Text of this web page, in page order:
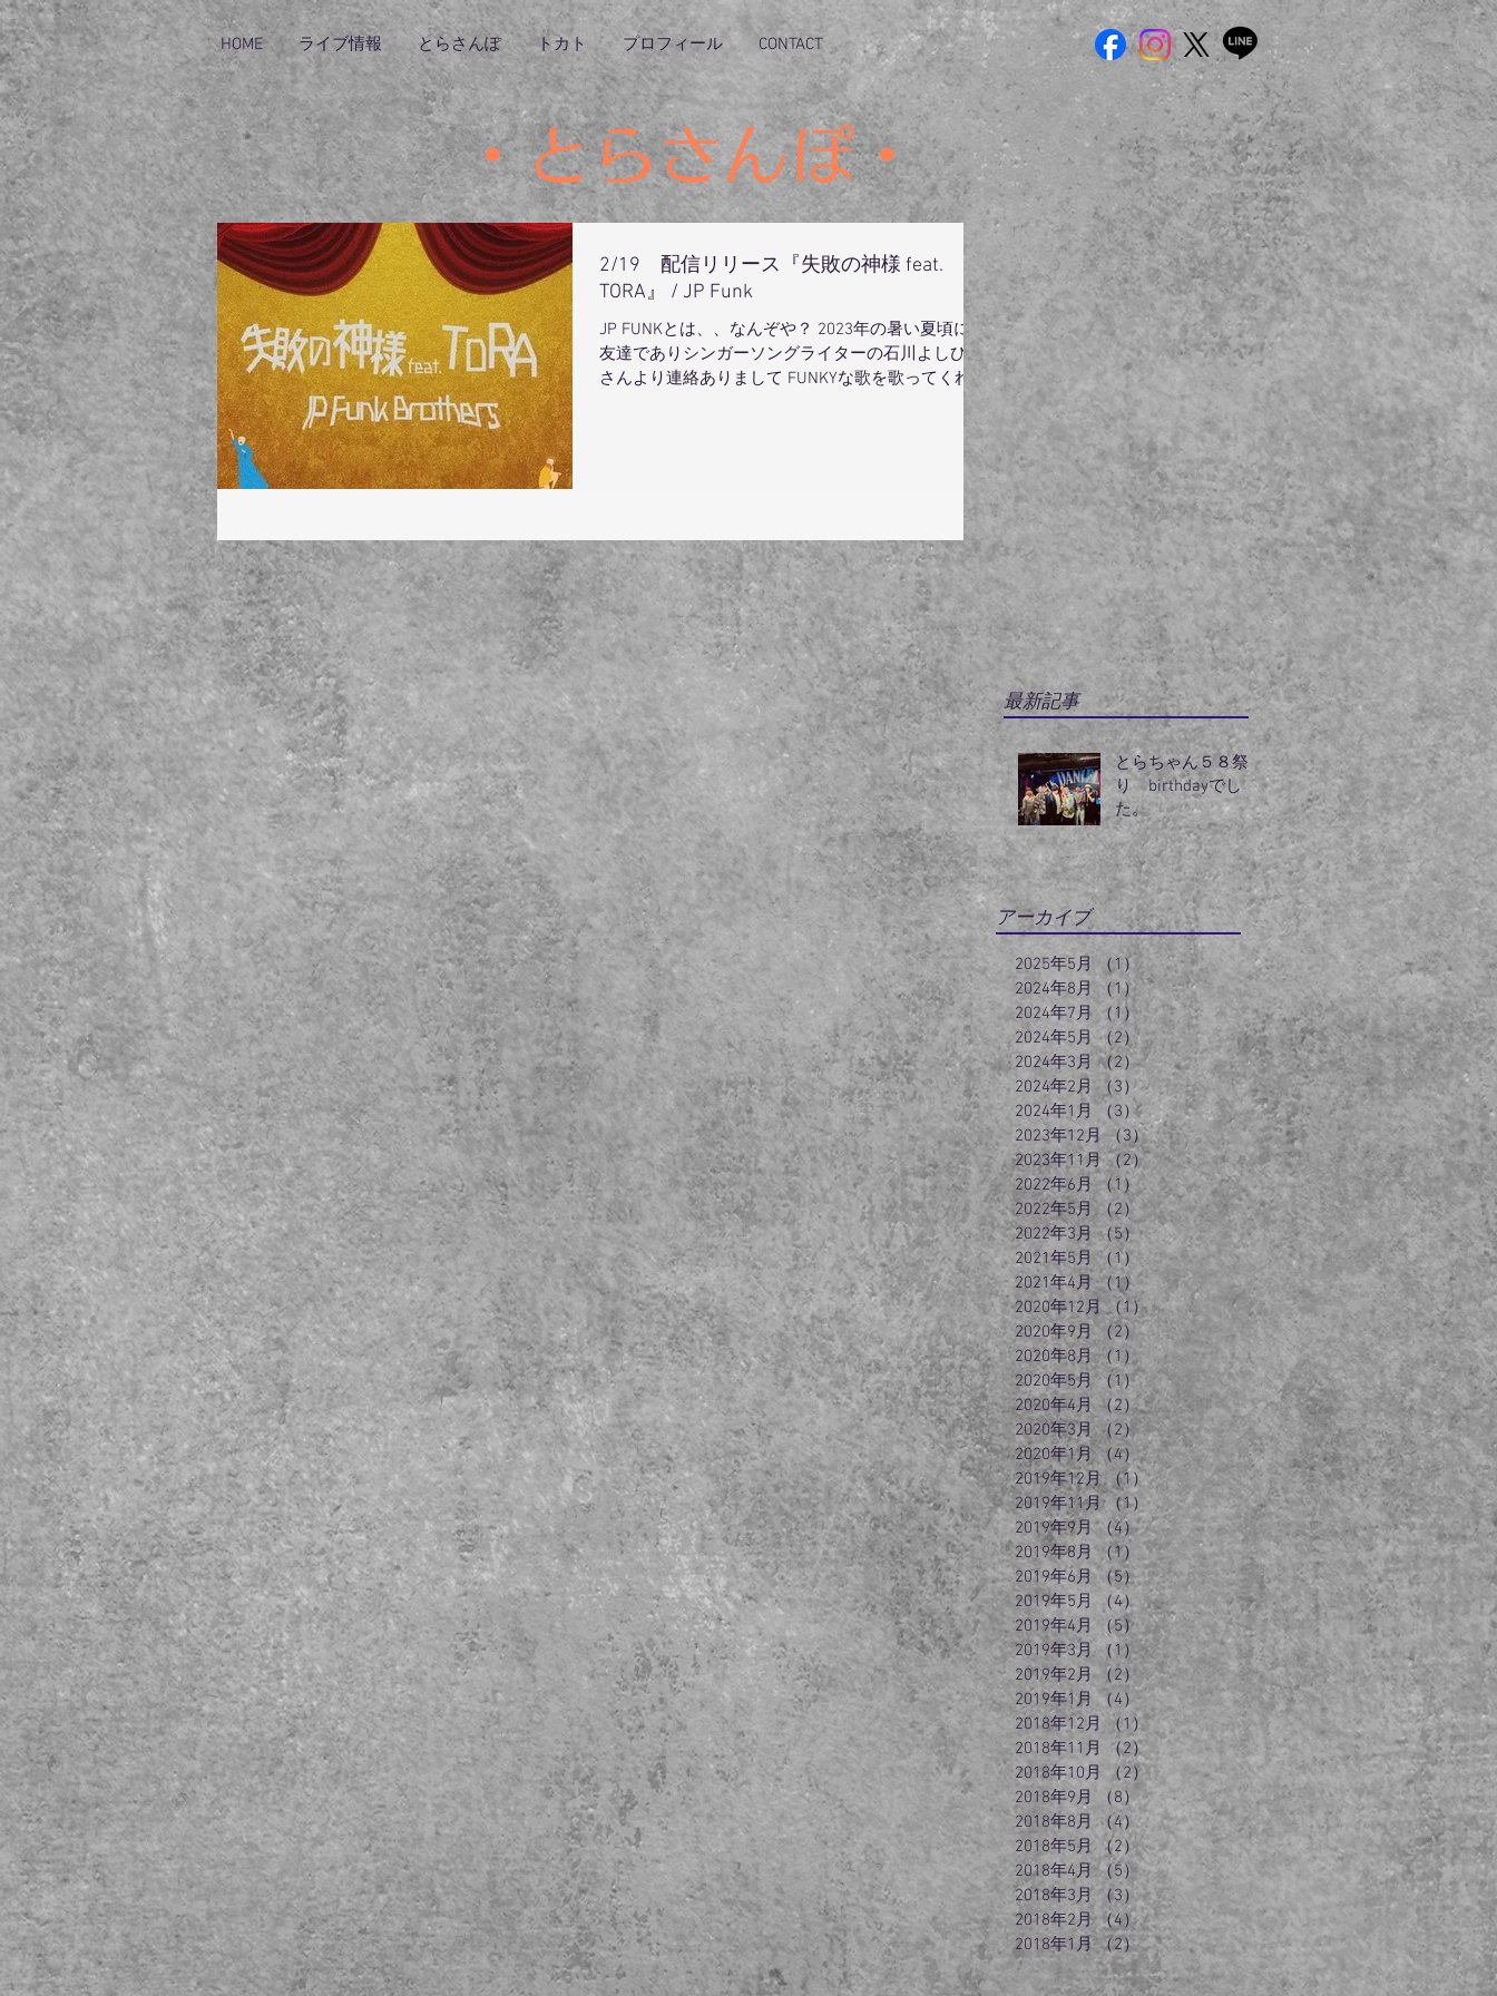
HOME ライブ情報 とらさんぽ トカト プロフィール CONTACT
・とらさんぽ・
2/19 配信リリース『失敗の神様 feat.
TORA』 / JP Funk
JP FUNKとは、、なんぞや？ 2023年の暑い夏頃に、
友達でありシンガーソングライターの石川よしひろ
さんより連絡ありまして FUNKYな歌を歌ってくれな
最新記事
とらちゃん５８祭
り birthdayでし
た。
アーカイブ
2025年5月 （1） 1件の記事
2024年8月 （1） 1件の記事
2024年7月 （1）1件の記事
2024年5月 （2）2件の記事
2024年3月 （2）2件の記事
2024年2月 （3）3件の記事
2024年1月
（3）3件の記事
2023年12月 （3）3件の記事
2023年11月 （2）2件の記事
2022年6月 （1）1件の記事
2022年5月 （2） 2件の記事
2022年3月 （5） 5件の記事
2021年5月 （1） 1件の記事
2021年4月 （1）1件の記事
2020年12月 （1） 1件の記事
2020年9月 （2）2件の記事
2020年8月 （1） 1件の記事
2020年5月 （1）1件の記事
2020年4月 （2）2件の記事
2020年3月 （2）2件の記事
2020年1月 （4）4件の記事
2019年12月
（1）1件の記事
2019年11月 （1）1件の記事
2019年9月 （4）4件の記事
2019年8月 （1）
1件の記事
2019年6月
（5）5件の記事
2019年5月
（4） 4件の記事
2019年4月
（5） 5件の記事
2019年3月 （1） 1件の記事
2019年2月
（2）2件の記事
2019年1月 （4）4件の記事
2018年12月
（1） 1件の記事
2018年11月
（2） 2件の記事
2018年10月
（2）2件の記事
2018年9月
（8）8件の記事
2018年8月 （4）4件の記事
2018年5月
（2）2件の記事
2018年4月 （5）5件の記事
2018年3月 （3）3件の記事
2018年2月 （4）4件の記事
2018年1月 （2）2件の記事